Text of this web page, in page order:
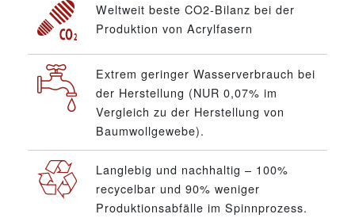
Weltweit beste CO2-Bilanz bei der
Produktion von Acrylfasern
Extrem geringer Wasserverbrauch bei
der Herstellung (NUR 0,07% im
Vergleich zu der Herstellung von
Baumwollgewebe).
Langlebig und nachhaltig – 100%
recycelbar und 90% weniger
Produktionsabfälle im Spinnprozess.